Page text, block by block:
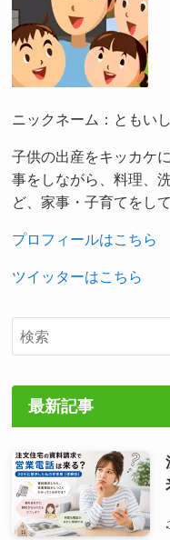
ニックネーム：ともいし
子供の出産をキッカケ
事をしながら、料理、
ど、家事・子育てをし
プロフィールはこちら
ツイッターはこちら
最新記事